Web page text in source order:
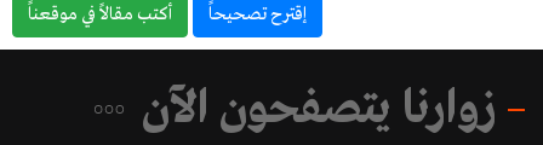
إقترح تصحيحاً أكتب مقالاً في موقعناً
زوارنا يتصفحون الآن